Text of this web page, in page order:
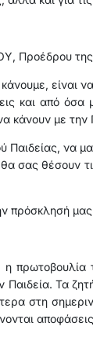
Προέδρου της
είναι
και από όσα
με την
να
σας θέσουν
πρόσκλησή
Παιδεία. Τα
στη